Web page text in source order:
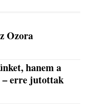
Ozora
hanem a
– erre jutottak